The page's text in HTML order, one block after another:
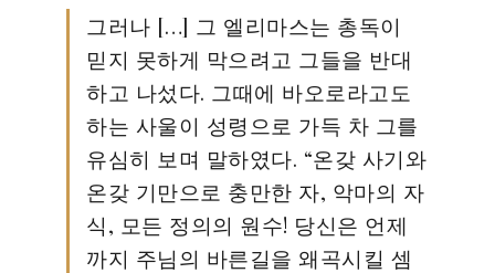
그러나 […] 그 엘리마스는 총독이
믿지 못하게 막으려고 그들을 반대
하고 나섰다. 그때에 바오로라고도
하는 사울이 성령으로 가득 차 그를
유심히 보며 말하였다. “온갖 사기와
온갖 기만으로 충만한 자, 악마의 자
식, 모든 정의의 원수! 당신은 언제
까지 주님의 바른길을 왜곡시킬 셈